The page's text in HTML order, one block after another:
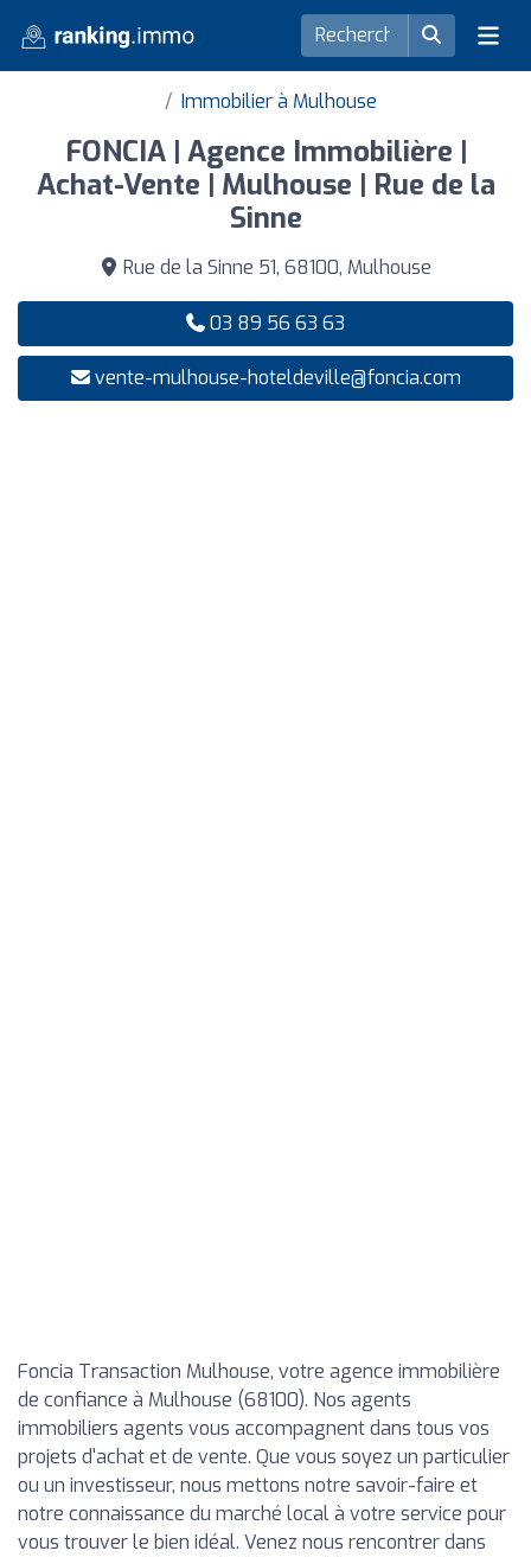
Immobilier à Mulhouse
FONCIA | Agence Immobilière |
Achat-Vente | Mulhouse | Rue de la
Sinne
Rue de la Sinne 51, 68100, Mulhouse
03 89 56 63 63
vente-mulhouse-hoteldeville@foncia.com
Foncia Transaction Mulhouse, votre agence immobilière
de confiance à Mulhouse (68100). Nos agents
immobiliers agents vous accompagnent dans tous vos
projets d'achat et de vente. Que vous soyez un particulier
ou un investisseur, nous mettons notre savoir-faire et
notre connaissance du marché local à votre service pour
vous trouver le bien idéal. Venez nous rencontrer dans